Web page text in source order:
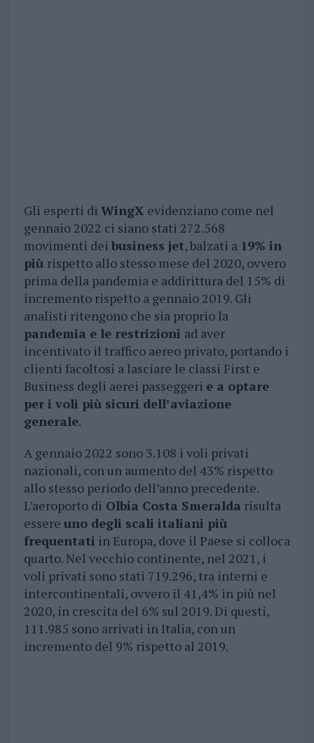
Gli esperti di WingX evidenziano come nel
gennaio 2022 ci siano stati 272.568
movimenti dei business jet, balzati a 19% in
più rispetto allo stesso mese del 2020, ovvero
prima della pandemia e addirittura del 15% di
incremento rispetto a gennaio 2019. Gli
analisti ritengono che sia proprio la
pandemia e le restrizioni ad aver
incentivato il traffico aereo privato, portando i
clienti facoltosi a lasciare le classi First e
Business degli aerei passeggeri e a optare
per i voli più sicuri dell’aviazione
generale.
A gennaio 2022 sono 3.108 i voli privati
nazionali, con un aumento del 43% rispetto
allo stesso periodo dell’anno precedente.
L’aeroporto di Olbia Costa Smeralda risulta
essere uno degli scali italiani più
frequentati in Europa, dove il Paese si colloca
quarto. Nel vecchio continente, nel 2021, i
voli privati sono stati 719.296, tra interni e
intercontinentali, ovvero il 41,4% in più nel
2020, in crescita del 6% sul 2019. Di questi,
111.985 sono arrivati in Italia, con un
incremento del 9% rispetto al 2019.